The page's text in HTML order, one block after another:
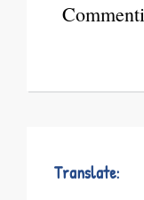
Translate: